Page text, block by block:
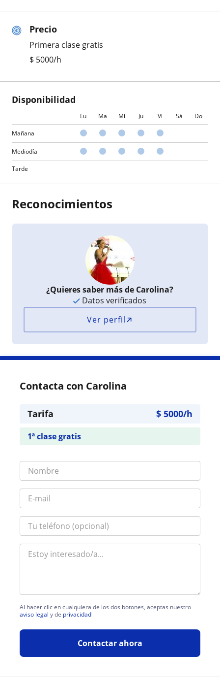
Precio
Primera clase gratis
$ 5000/h
Disponibilidad
Lu Ma Mi Ju Vi Sá Do
Mañana
Mediodía
Tarde
Reconocimientos
¿Quieres saber más de Carolina?
Datos verificados
Ver perfil
Contacta con Carolina
Tarifa $ 5000/h
1ª clase gratis
Al hacer clic en cualquiera de los dos botones, aceptas nuestro
aviso legal y de privacidad
Contactar ahora